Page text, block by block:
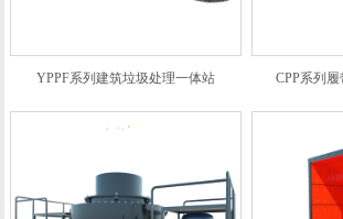
YPPF系列建筑垃圾处理一体站 CPP系列